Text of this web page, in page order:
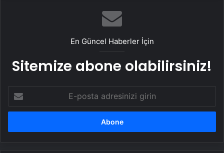
En Güncel Haberler İçin
Sitemize abone olabilirsiniz!
posta
adresinizi